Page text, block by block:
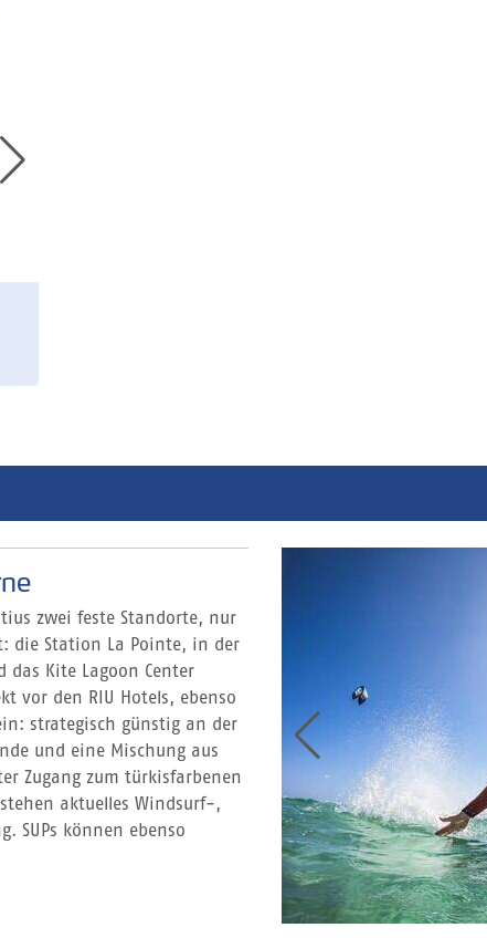
zwei feste Standorte, nur
die Station La Pointe, in der
das Kite Lagoon Center
vor den RIU Hotels, ebenso
strategisch günstig an der
und eine Mischung aus
Zugang zum türkisfarbenen
aktuelles Windsurf-,
SUPs können ebenso